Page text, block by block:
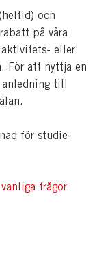
och
på våra
aktivitets- eller
För att nyttja en
till
för studie-
vanliga frågor.